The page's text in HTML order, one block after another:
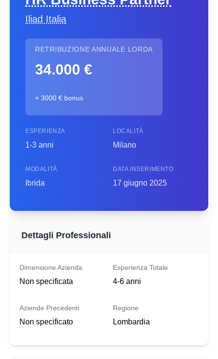
Iliad Italia
RETRIBUZIONE ANNUALE LORDA
34.000 €
+ 3000 € bonus
ESPERIENZA
1-3 anni
LOCALITÀ
Milano
MODALITÀ
Ibrida
DATA INSERIMENTO
17 giugno 2025
Dettagli Professionali
Dimensione Azienda
Non specificata
Esperienza Totale
4-6 anni
Aziende Precedenti
Non specificato
Regione
Lombardia